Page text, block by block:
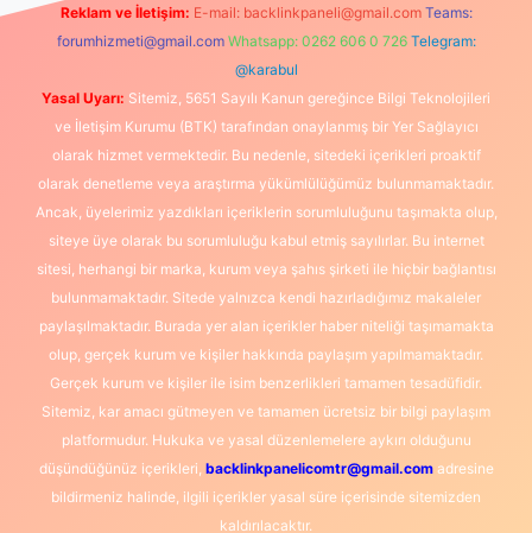
Reklam ve İletişim: E-mail: backlinkpaneli@gmail.com Teams:
forumhizmeti@gmail.com Whatsapp: 0262 606 0 726 Telegram:
@karabul
Yasal Uyarı: Sitemiz, 5651 Sayılı Kanun gereğince Bilgi Teknolojileri
ve İletişim Kurumu (BTK) tarafından onaylanmış bir Yer Sağlayıcı
olarak hizmet vermektedir. Bu nedenle, sitedeki içerikleri proaktif
olarak denetleme veya araştırma yükümlülüğümüz bulunmamaktadır.
Ancak, üyelerimiz yazdıkları içeriklerin sorumluluğunu taşımakta olup,
siteye üye olarak bu sorumluluğu kabul etmiş sayılırlar. Bu internet
sitesi, herhangi bir marka, kurum veya şahıs şirketi ile hiçbir bağlantısı
bulunmamaktadır. Sitede yalnızca kendi hazırladığımız makaleler
paylaşılmaktadır. Burada yer alan içerikler haber niteliği taşımamakta
olup, gerçek kurum ve kişiler hakkında paylaşım yapılmamaktadır.
Gerçek kurum ve kişiler ile isim benzerlikleri tamamen tesadüfidir.
Sitemiz, kar amacı gütmeyen ve tamamen ücretsiz bir bilgi paylaşım
platformudur. Hukuka ve yasal düzenlemelere aykırı olduğunu
düşündüğünüz içerikleri, backlinkpanelicomtr@gmail.comadresine
bildirmeniz halinde, ilgili içerikler yasal süre içerisinde sitemizden
kaldırılacaktır.